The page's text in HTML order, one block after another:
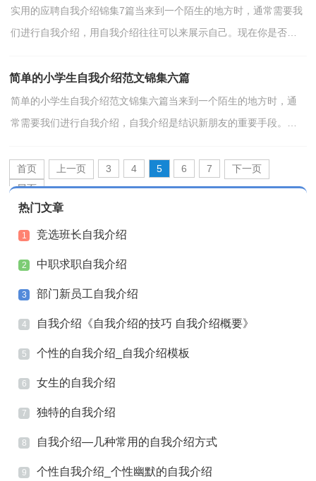
实用的应聘自我介绍锦集7篇当来到一个陌生的地方时，通常需要我
们进行自我介绍，用自我介绍往往可以来展示自己。现在你是否对
简单的小学生自我介绍范文锦集六篇
简单的小学生自我介绍范文锦集六篇当来到一个陌生的地方时，通
常需要我们进行自我介绍，自我介绍是结识新朋友的重要手段。写
首页 上一页 3 4 5 6 7
下一页
尾页
热门文章
1 竞选班长自我介绍
2 中职求职自我介绍
3 部门新员工自我介绍
4 自我介绍《自我介绍的技巧 自我介绍概要》
5 个性的自我介绍_自我介绍模板
6 女生的自我介绍
7 独特的自我介绍
8 自我介绍—几种常用的自我介绍方式
9 个性自我介绍_个性幽默的自我介绍